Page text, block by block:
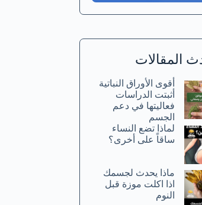
المقالات
أقوى الأوراق النباتية
أثبتت الدراسات
فعاليتها في دعم
الجسم
لماذا تضع النساء
ساقاً على أخرى؟
ماذا يحدث لجسمك
اذا اكلت موزة قبل
النوم